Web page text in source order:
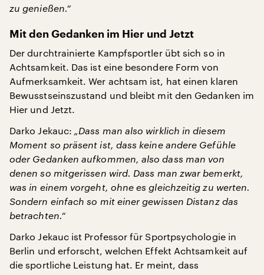
zu genießen.“
Mit den Gedanken im Hier und Jetzt
Der durchtrainierte Kampfsportler übt sich so in
Achtsamkeit. Das ist eine besondere Form von
Aufmerksamkeit. Wer achtsam ist, hat einen klaren
Bewusstseinszustand und bleibt mit den Gedanken im
Hier und Jetzt.
Darko Jekauc: „Dass man also wirklich in diesem
Moment so präsent ist, dass keine andere Gefühle
oder Gedanken aufkommen, also dass man von
denen so mitgerissen wird. Dass man zwar bemerkt,
was in einem vorgeht, ohne es gleichzeitig zu werten.
Sondern einfach so mit einer gewissen Distanz das
betrachten.“
Darko Jekauc ist Professor für Sportpsychologie in
Berlin und erforscht, welchen Effekt Achtsamkeit auf
die sportliche Leistung hat. Er meint, dass